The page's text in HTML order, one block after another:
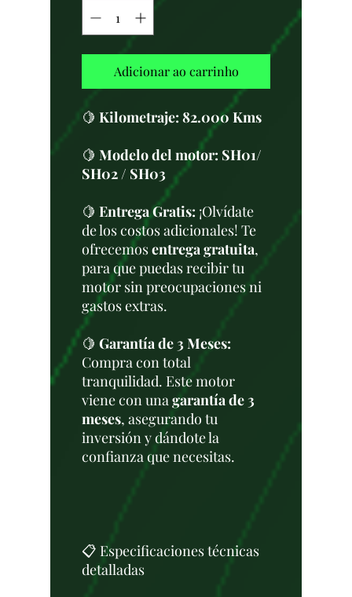
Adicionar ao carrinho
🍋 Kilometraje: 82.000 Kms
🍋 Modelo del motor: SH01/
SH02 / SH03
🍋 Entrega Gratis: ¡Olvídate
de los costos adicionales! Te
ofrecemosentrega gratuita,
para que puedas recibir tu
motor sin preocupaciones ni
gastos extras.
🍋 Garantía de 3 Meses:
Compra con total
tranquilidad. Este motor
viene con unagarantía de 3
meses, asegurando tu
inversión y dándote la
confianza que necesitas.
📋 Especificaciones técnicas
detalladas